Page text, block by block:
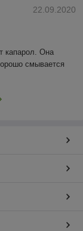
22.09.2020
капарол. Она
смывается